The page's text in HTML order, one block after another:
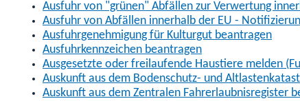
Ausfuhr von "grünen" Abfällen zur Verwertung
Ausfuhr von Abfällen innerhalb der EU -
Ausfuhrgenehmigung für Kulturgut beantragen
Ausfuhrkennzeichen beantragen
Ausgesetzte oder freilaufende Haustiere melden
Auskunft aus dem Bodenschutz- und
Auskunft aus dem Zentralen Fahrerlaubnisregister